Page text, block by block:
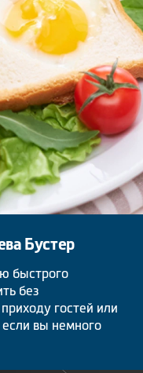
Бустер
быстрого
без
гостей или
если вы немного